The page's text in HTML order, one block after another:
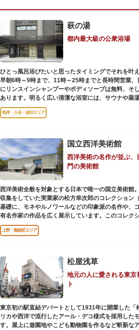
萩の湯
都内最大級の公衆浴場
ひとっ風呂浴びたいと思ったタイミングでそれを叶
早朝6時～9時まで、11時～25時までと長時間営業、
にリンスインシャンプーやボディソープは無料、そ
あります。明るく広い清潔な浴室には、サウナや薬
る萩の湯だよりで薬湯の予定を確認すれば、お好み
また併設されたレストラン、食事処こもれびではお
後これまた好きなタイミングで、おいしい食事をい
日々の生活を支えてくれる空間です。
根岸・入谷・金杉エリア
国立西洋美術館
西洋美術の名作が並ぶ
門の美術館
西洋美術全般を対象とする日本で唯一の国立美術館
収集をしていた実業家の松方幸次郎のコレクション
基礎に、モネやルノワールなどの印象派の名作や、
有名作家の作品を広く展示しています。このコレク
中にフランス政府に接収され、戦後に専用の美術館
日本へ寄贈返還されました。
もの。「ル・コルビュジエの建築作品－近代建築運
構成資産の一つとして東京初の世界文化遺産に登録
ロダンの彫刻が展示されており、散策しながら美術
のひとつ。 ボランティア・スタッフと一緒に鑑賞す
説を聞きながら本館や前庭を一緒に歩く「建築ツア
でも気軽に楽しめるプログラムも用意されています
上野・御徒町エリア
松屋浅草
地元の人に愛される東
ト
東京初の駅直結デパートとして1931年に開業した「
リカや西洋で流行したアール・デコ様式を採用した
す。屋上に遊園地やこども動物園を作るなど斬新な